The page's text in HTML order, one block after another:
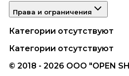
Права и ограничения
Категории отсутствуют
Категории отсутствуют
© 2018 - 2026 ООО "OPEN